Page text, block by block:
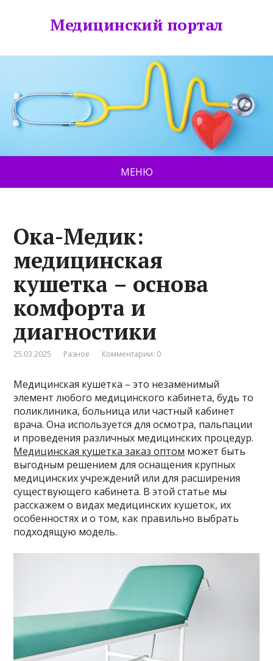
Медицинский портал
МЕНЮ
Ока-Медик:
медицинская
кушетка – основа
комфорта и
диагностики
25.03.2025 Разное Комментарии: 0
Медицинская кушетка – это незаменимый
элемент любого медицинского кабинета, будь то
поликлиника, больница или частный кабинет
врача. Она используется для осмотра, пальпации
и проведения различных медицинских процедур.
Медицинская кушетка заказ оптом может быть
выгодным решением для оснащения крупных
медицинских учреждений или для расширения
существующего кабинета. В этой статье мы
расскажем о видах медицинских кушеток, их
особенностях и о том, как правильно выбрать
подходящую модель.